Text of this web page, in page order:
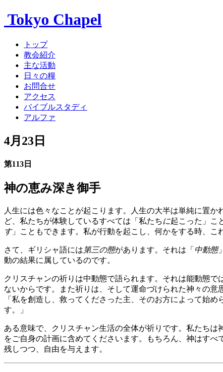
Tokyo Chapel
トップ
教会紹介
主な活動
日々の糧
お問合せ
アクセス
バイブルスタディ
アルファ
4月23日
第113日
神の恵み深き御手
人生には色々なことが起こります。人生の大半は単純に置
ど、私たちが体験しているすべては「私たち に起こった」こ
す」こともできます。私が行動を起こし、何かをする時、こ
さて、ギリシャ語には第三の態があります。それは「 中動態
動の結果に属しているのです。
クリスチャンの祈りは中動態で語られます。それは能動態
ないからです。また祈りは、そして運命づけられた神々の
「私を創造し、救ってくださった主、そのお方によって始
す。」
ある意味で、クリスチャン生活の全体が祈りです。私たち
をご自身の計画に含めてくださいます。もちろん、神はす
残しつつ、自由を与えます。